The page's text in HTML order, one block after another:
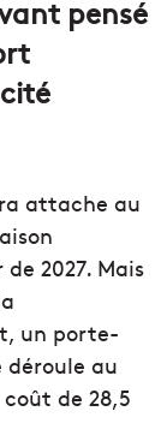
pensé
attache au
2027. Mais
un porte-
déroule au
de 28,5